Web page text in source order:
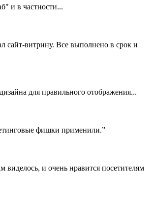
и в частности...
сайт-витрину. Все выполнено в срок и
для правильного отображения...
фишки применили.”
и очень нравится посетителям